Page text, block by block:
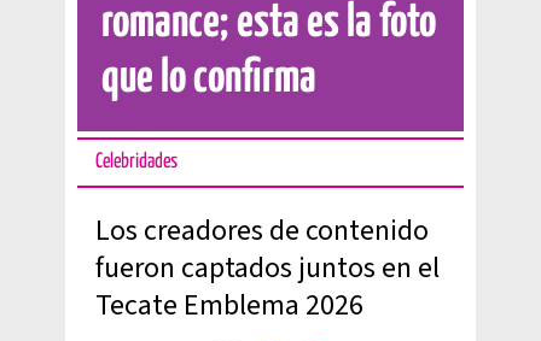
romance; esta es la foto
que lo confirma
Celebridades
Los creadores de contenido
fueron captados juntos en el
Tecate Emblema 2026